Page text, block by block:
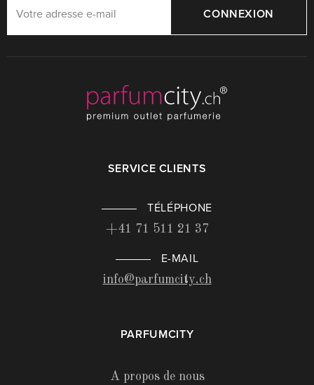
CONNEXION
SERVICE CLIENTS
TÉLÉPHONE
+41 71 511 21 37
E-MAIL
info@parfumcity.ch
PARFUMCITY
A propos de nous